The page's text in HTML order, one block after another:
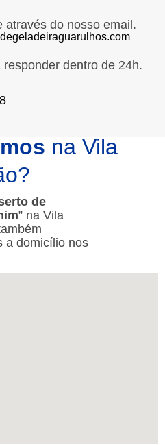
através do nosso email.
dentro de 24h.
na Vila
de
” na Vila
a domicílio nos